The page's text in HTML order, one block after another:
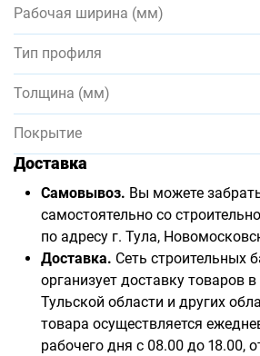
Рабочая ширина (мм)
Тип профиля
Толщина (мм)
Покрытие
Доставка
Самовывоз. Вы можете
самостоятельно со
по адресу г. Тула,
Доставка. Сеть строительных
организует доставку товаров
Тульской области и других
товара осуществляется
рабочего дня с 08.00 до 18.00,